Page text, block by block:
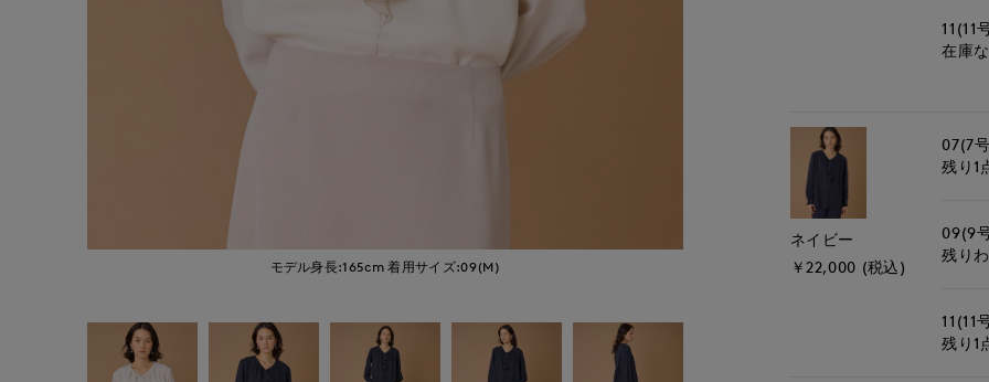
モデル身長:165cm 着用サイズ:09(M) モデル身長:165cm
11(11
在庫
ネイビー
￥22,000 (税込)
07(7
残り1
09(9
残り
11(11
残り1